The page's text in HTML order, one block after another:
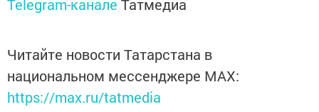
Telegram-канале Татмедиа
Читайте новости Татарстана в
национальном мессенджере MАХ:
https://max.ru/tatmedia